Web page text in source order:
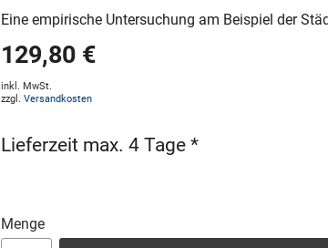
Eine empirische Untersuchung am Beispiel der
129,80 €
inkl. MwSt.
zzgl. Versandkosten
Lieferzeit max. 4 Tage *
Menge